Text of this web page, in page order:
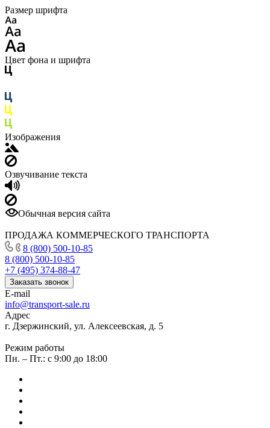
Размер шрифта
Цвет фона и шрифта
Изображения
Озвучивание текста
Обычная версия сайта
ПРОДАЖА КОММЕРЧЕСКОГО ТРАНСПОРТА
8 (800) 500-10-85
8 (800) 500-10-85
+7 (495) 374-88-47
Заказать звонок
E-mail
info@transport-sale.ru
Адрес
г. Дзержинский, ул. Алексеевская, д. 5
Режим работы
Пн. – Пт.: с 9:00 до 18:00